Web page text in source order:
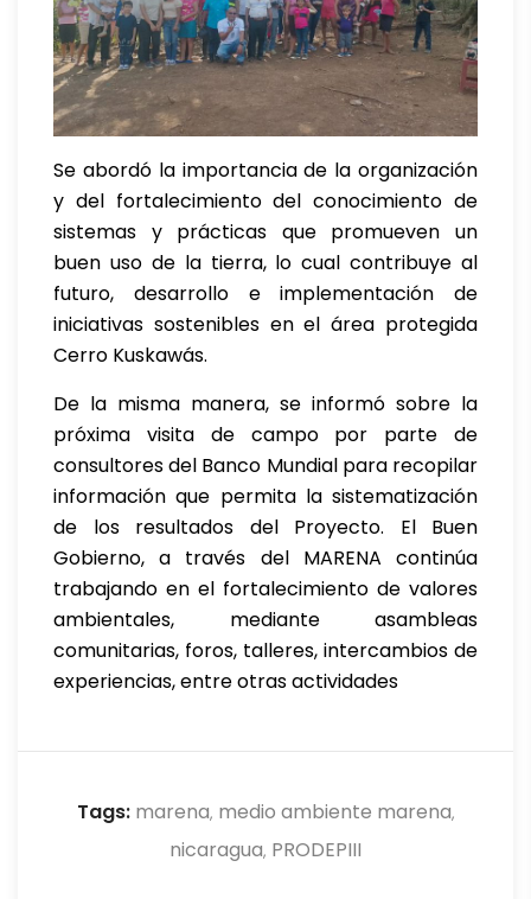
Se abordó la importancia de la organización
y del fortalecimiento del conocimiento de
sistemas y prácticas que promueven un
buen uso de la tierra, lo cual contribuye al
futuro, desarrollo e implementación de
iniciativas sostenibles en el área protegida
Cerro Kuskawás.
De la misma manera, se informó sobre la
próxima visita de campo por parte de
consultores del Banco Mundial para recopilar
información que permita la sistematización
de los resultados del Proyecto. El Buen
Gobierno, a través del MARENA continúa
trabajando en el fortalecimiento de valores
ambientales, mediante asambleas
comunitarias, foros, talleres, intercambios de
experiencias, entre otras actividades
Tags: marena, medio ambiente marena,
nicaragua, PRODEPIII